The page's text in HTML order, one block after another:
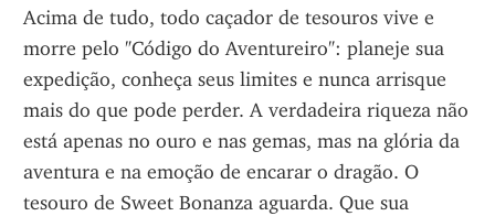
Acima de tudo, todo caçador de tesouros vive e
morre pelo "Código do Aventureiro": planeje sua
expedição, conheça seus limites e nunca arrisque
mais do que pode perder. A verdadeira riqueza não
está apenas no ouro e nas gemas, mas na glória da
aventura e na emoção de encarar o dragão. O
tesouro de Sweet Bonanza aguarda. Que sua